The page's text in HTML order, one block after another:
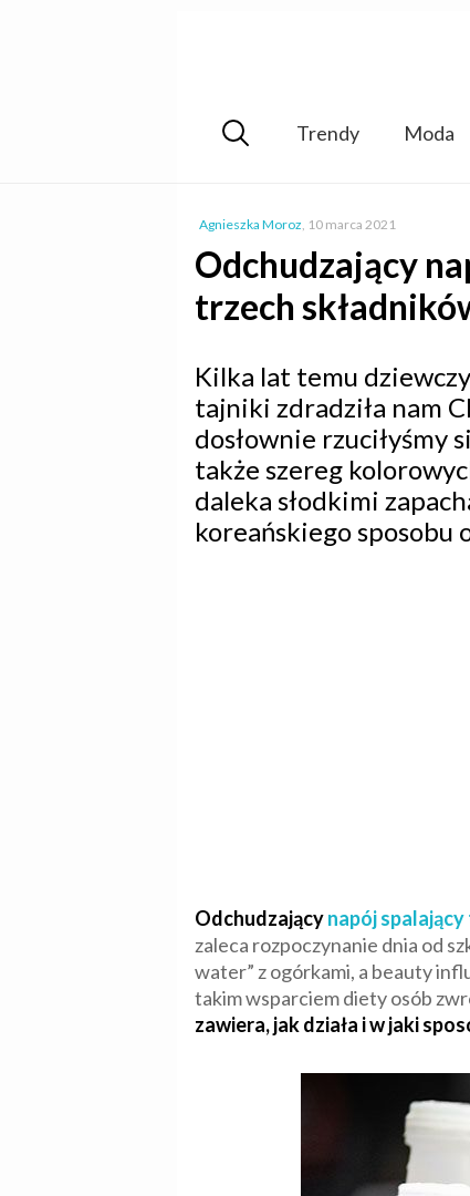
Trendy Moda
Agnieszka Moroz, 10 marca 2021
Odchudzający
trzech
Kilka lat temu
tajniki zdradziła nam
dosłownie rzuciłyśmy
także szereg
daleka słodkimi
koreańskiego sposobu
Odchudzającynapój spalający
zaleca rozpoczynanie dnia od
water” z ogórkami, a beauty
takim wsparciem diety osób
zawiera, jak działa i w jaki